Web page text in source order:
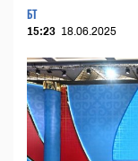
БТ
15:23 18.06.2025